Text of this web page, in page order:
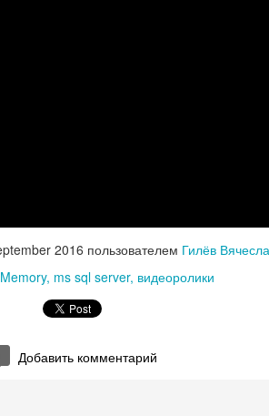
2016 пользователем Гилёв
ms sql server видеоролики
Добавить комментарий